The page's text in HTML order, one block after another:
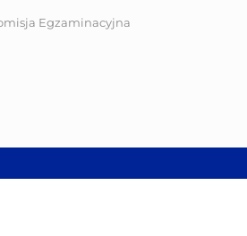
Egzaminacyjna